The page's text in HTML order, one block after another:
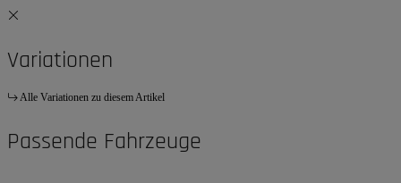
Variationen
Alle Variationen zu diesem Artikel
Passende Fahrzeuge